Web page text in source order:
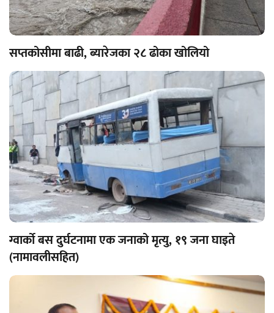
सप्तकोसीमा बाढी, ब्यारेजका २८ ढोका खोलियो
ग्वार्को बस दुर्घटनामा एक जनाको मृत्यु, १९ जना घाइते
(नामावलीसहित)